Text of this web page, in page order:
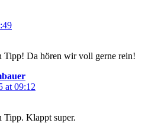
Tipp! Da hören wir voll gerne rein!
at 09:12
Tipp. Klappt super.